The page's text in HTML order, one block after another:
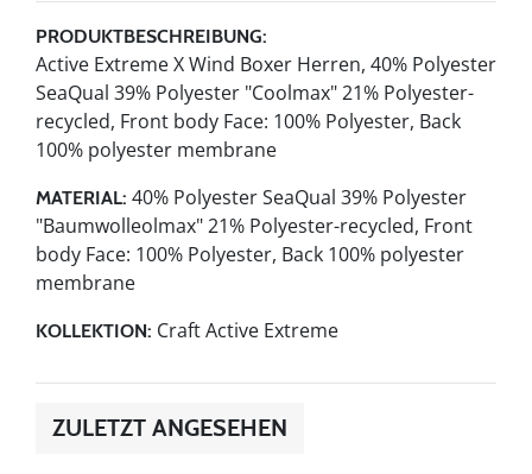
PRODUKTBESCHREIBUNG:
Active Extreme X Wind Boxer Herren, 40% Polyester
SeaQual 39% Polyester "Coolmax" 21% Polyester-
recycled, Front body Face: 100% Polyester, Back
100% polyester membrane
MATERIAL: 40% Polyester SeaQual 39% Polyester
"Baumwolleolmax" 21% Polyester-recycled, Front
body Face: 100% Polyester, Back 100% polyester
membrane
KOLLEKTION: Craft Active Extreme
ZULETZT ANGESEHEN